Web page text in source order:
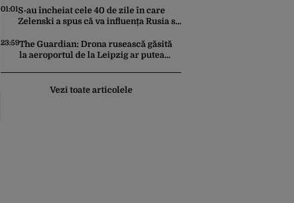
înjunghiat un alt interlop periculos
01:01S-au încheiat cele 40 de zile în care
Zelenski a spus că va influența Rusia să
operațiunea Kievului
23:59The Guardian: Drona rusească găsită
la aeroportul de la Leipzig ar putea
Vezi toate articolele